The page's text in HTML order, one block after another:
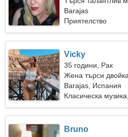
Barajas
Приятелство
Vicky
35 години, Рак
Жена търси двойка
Barajas, Испания
Класическа
Bruno